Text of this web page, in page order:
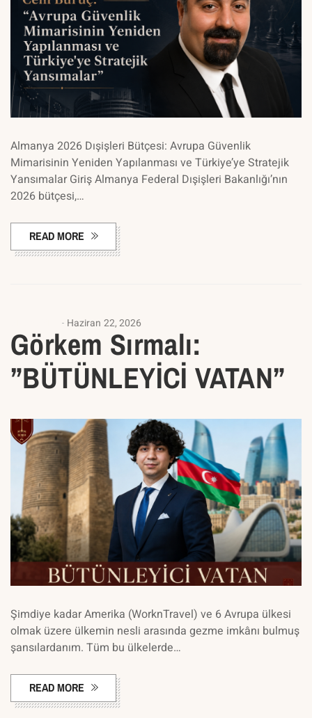
Almanya 2026 Dışişleri Bütçesi: Avrupa Güvenlik
Mimarisinin Yeniden Yapılanması ve Türkiye’ye Stratejik
Yansımalar Giriş Almanya Federal Dışişleri Bakanlığı’nın
2026 bütçesi,…
READ MORE
Haziran 22, 2026
Görkem Sırmalı:
”BÜTÜNLEYİCİ VATAN”
Şimdiye kadar Amerika (WorknTravel) ve 6 Avrupa ülkesi
olmak üzere ülkemin nesli arasında gezme imkânı bulmuş
şansılardanım. Tüm bu ülkelerde…
READ MORE